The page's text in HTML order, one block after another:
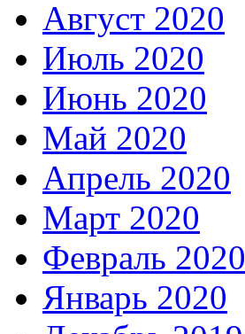
Август 2020
Июль 2020
Июнь 2020
Май 2020
Апрель 2020
Март 2020
Февраль 2020
Январь 2020